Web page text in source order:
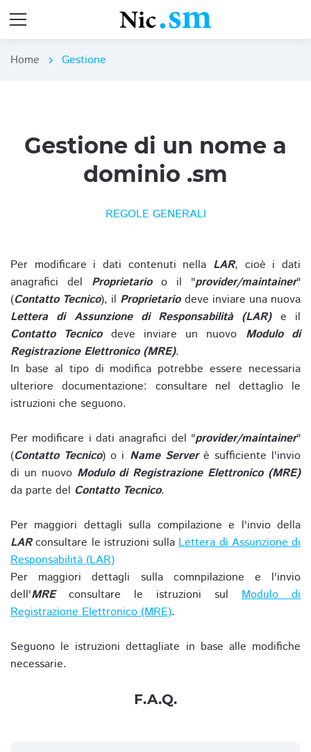
Home chevron_right Gestione
Gestione di un nome a
dominio .sm
REGOLE GENERALI
Per modificare i dati contenuti nella LAR, cioè i dati
anagrafici del Proprietarioo il "provider/maintainer"
(Contatto Tecnico), il Proprietariodeve inviare una nuova
Lettera di Assunzione di Responsabilità (LAR)e il
Contatto Tecnicodeve inviare un nuovo Modulo di
Registrazione Elettronico (MRE).
In base al tipo di modifica potrebbe essere necessaria
ulteriore documentazione: consultare nel dettaglio le
istruzioni che seguono.
Per modificare i dati anagrafici del "provider/maintainer"
(Contatto Tecnico) o i Name Serverè sufficiente l'invio
di un nuovo Modulo di Registrazione Elettronico (MRE)
da parte del Contatto Tecnico.
Per maggiori dettagli sulla compilazione e l'invio della
LARconsultare le istruzioni sullaLettera di Assunzione di
Responsabilità (LAR)
Per maggiori dettagli sulla comnpilazione e l'invio
dell'MREconsultare le istruzioni sul Modulo di
Registrazione Elettronico (MRE).
Seguono le istruzioni dettagliate in base alle modifiche
necessarie.
F.A.Q.